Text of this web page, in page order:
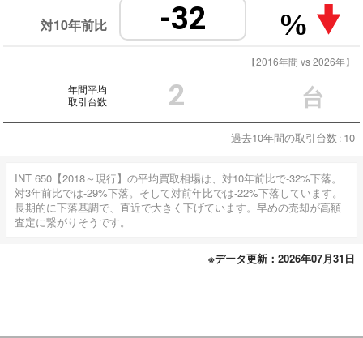
対10年前比 -32 %
【2016年間 vs 2026年】
年間平均
取引台数
2 台
過去10年間の取引台数÷10
INT 650【2018～現行】の平均買取相場は、対10年前比で-32%下落。
対3年前比では-29%下落。そして対前年比では-22%下落しています。
長期的に下落基調で、直近で大きく下げています。早めの売却が高額
査定に繋がりそうです。
※データ更新：2026年07月31日